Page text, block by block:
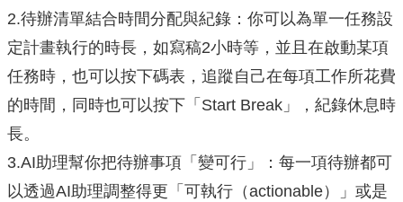
2.待辦清單結合時間分配與紀錄：你可以為單一任務設
定計畫執行的時長，如寫稿2小時等，並且在啟動某項
任務時，也可以按下碼表，追蹤自己在每項工作所花費
的時間，同時也可以按下「Start Break」，紀錄休息時
長。
3.AI助理幫你把待辦事項「變可行」：每一項待辦都可
以透過AI助理調整得更「可執行（actionable）」或是